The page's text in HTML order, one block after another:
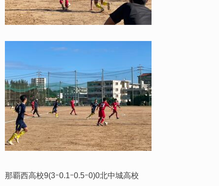
那覇西高校9(3ｰ0.1ｰ0.5ｰ0)0北中城高校